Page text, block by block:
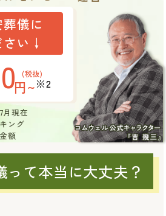
儀に
さい↓
(税抜)
円~※2
月現在
ング
額
って本当に大丈夫？